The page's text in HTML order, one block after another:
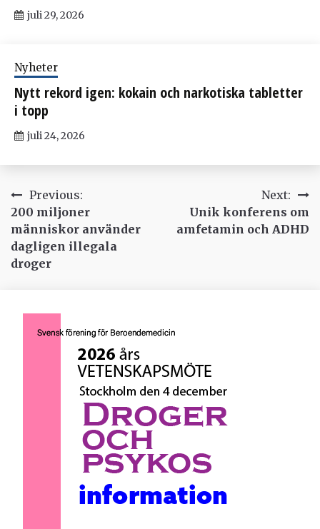
juli 29, 2026
Nyheter
Nytt rekord igen: kokain och narkotiska tabletter
i topp
juli 24, 2026
Inläggsnavigering
Previous:
200 miljoner
människor använder
dagligen illegala
droger
Next:
Unik konferens om
amfetamin och ADHD